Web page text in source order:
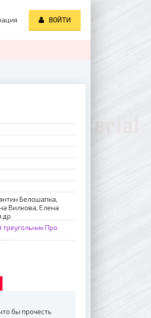
Белошапка,
Вилкова, Елена
др
Про
бы прочесть
ВОЙТИ